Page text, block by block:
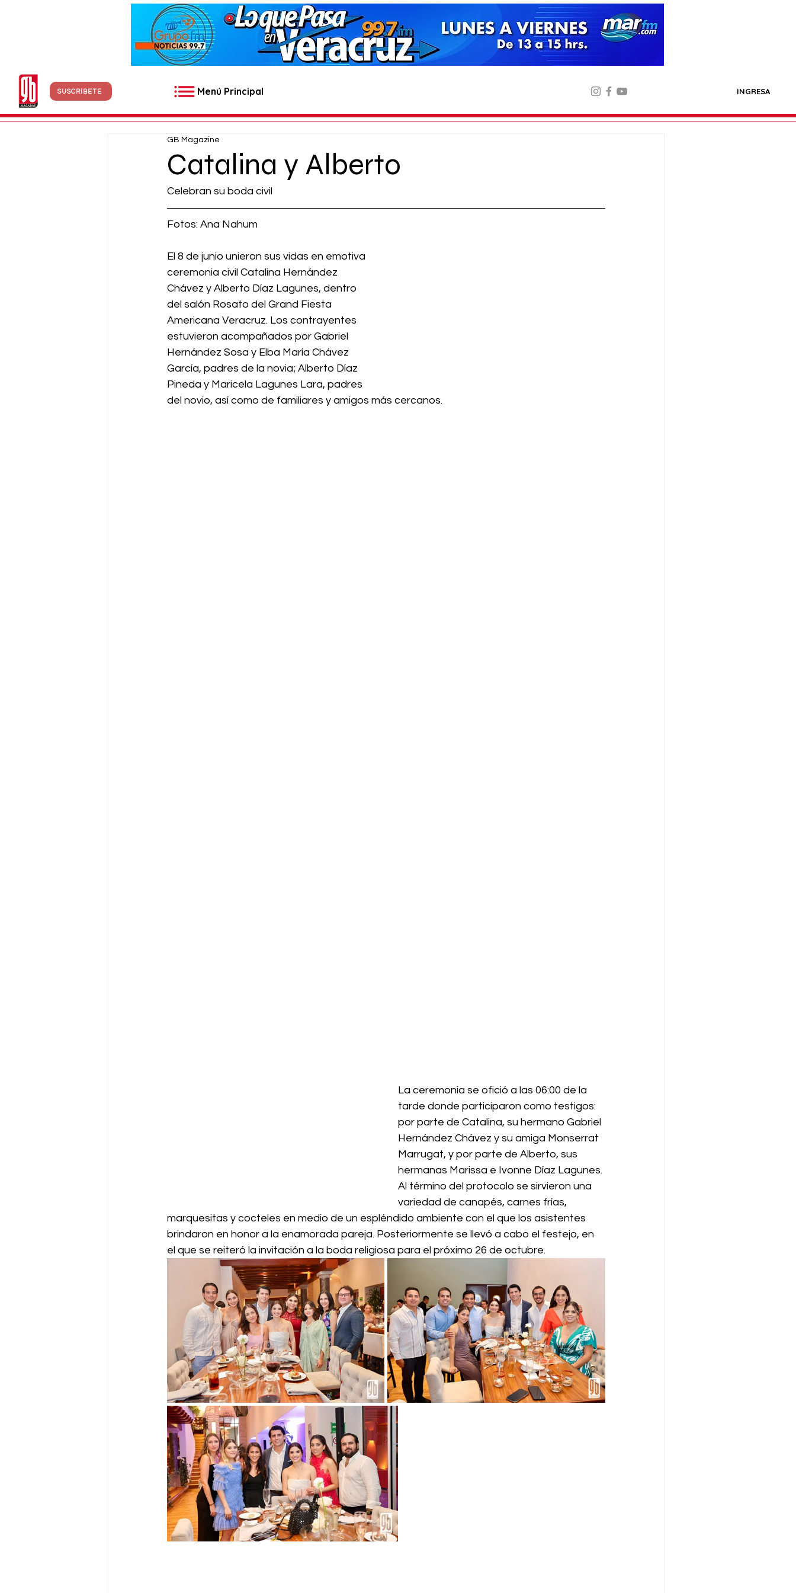
SUSCRÍBETE Menú Principal INGRESA
Catalina y Alberto
GB Magazine
Celebran su boda civil
Fotos: Ana Nahum
El 8 de junio unieron sus vidas en emotiva
ceremonia civil Catalina Hernández
Chávez y Alberto Díaz Lagunes, dentro
del salón Rosato del Grand Fiesta
Americana Veracruz. Los contrayentes
estuvieron acompañados por Gabriel
Hernández Sosa y Elba María Chávez
García, padres de la novia; Alberto Díaz
Pineda y Maricela Lagunes Lara, padres
del novio, así como de familiares y amigos más cercanos.
La ceremonia se ofició a las 06:00 de la
tarde donde participaron como testigos:
por parte de Catalina, su hermano Gabriel
Hernández Chávez y su amiga Monserrat
Marrugat, y por parte de Alberto, sus
hermanas Marissa e Ivonne Díaz Lagunes.
Al término del protocolo se sirvieron una
variedad de canapés, carnes frías,
marquesitas y cocteles en medio de un espléndido ambiente con el que los asistentes
brindaron en honor a la enamorada pareja. Posteriormente se llevó a cabo el festejo, en
el que se reiteró la invitación a la boda religiosa para el próximo 26 de octubre.